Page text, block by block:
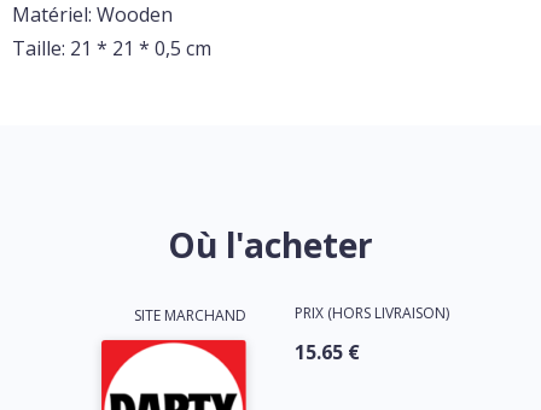
Matériel: Wooden
Taille: 21 * 21 * 0,5 cm
Où l'acheter
SITE MARCHAND PRIX (HORS LIVRAISON)
15.65 €